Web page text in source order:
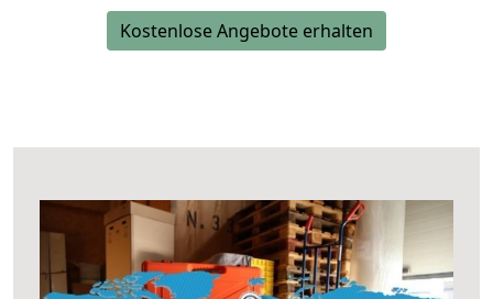
Kostenlose Angebote erhalten